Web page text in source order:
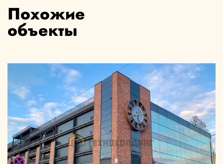
Похожие
объекты